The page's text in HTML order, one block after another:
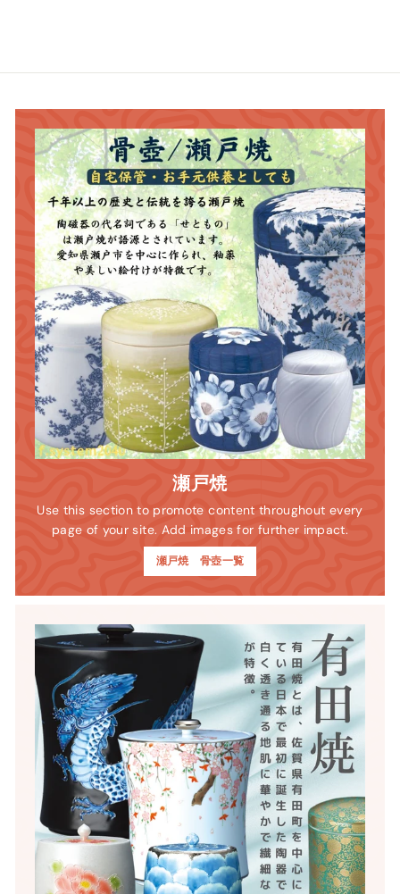
瀬戸焼
Use this section to promote content throughout every
page of your site. Add images for further impact.
瀬戸焼 骨壺一覧